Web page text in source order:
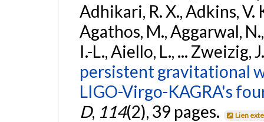
Adhikari, R. X., Adkins, V.
Agathos, M., Aggarwal,
I.-L., Aiello, L., ... Zweizig,
persistent gravitational
LIGO-Virgo-KAGRA's
D, 114(2), 39 pages. Lien